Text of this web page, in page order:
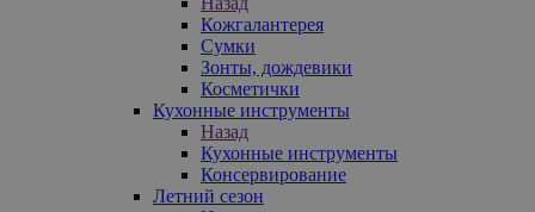
Кожгалантерея
Сумки
Зонты, дождевики
Косметички
Кухонные инструменты
Назад
Кухонные инструменты
Консервирование
Летний сезон